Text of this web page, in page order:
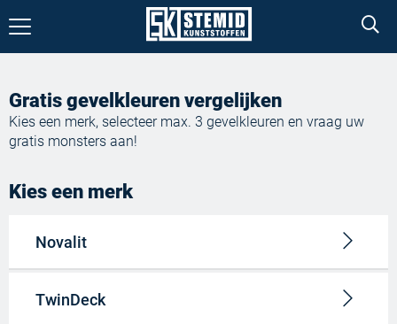
Gevel
Dakrand en overstek
Wand, plafond en vloer
GEVELCONFIGURATOR
Gratis gevelkleuren vergelijken
Kies een merk, selecteer max. 3 gevelkleuren en vraag uw
gratis monsters aan!
Kies een merk
Novalit
TwinDeck